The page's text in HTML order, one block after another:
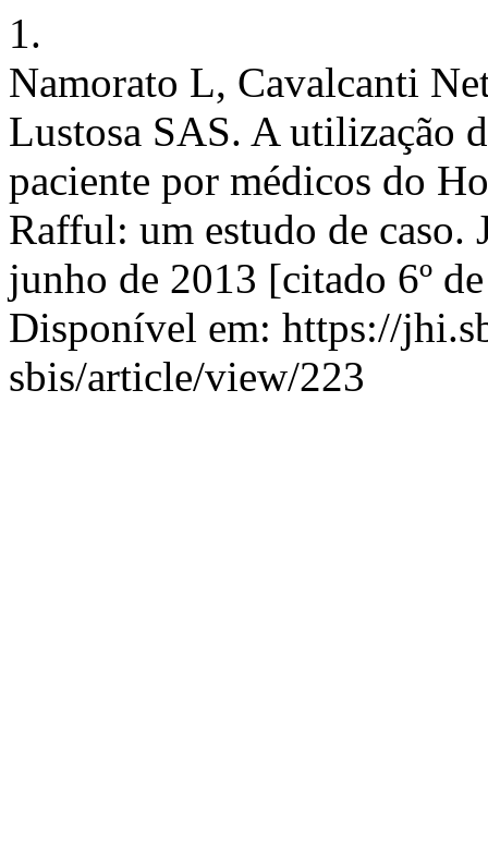
1.
Namorato L, Cavalcanti
Lustosa SAS. A utilização
paciente por médicos do
Rafful: um estudo de
junho de 2013 [citado 6º
Disponível em: https://
sbis/article/view/223